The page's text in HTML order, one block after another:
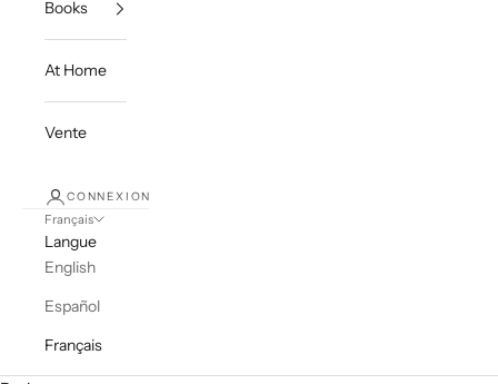
Books
At Home
Vente
CONNEXION
Français
Langue
English
Español
Français